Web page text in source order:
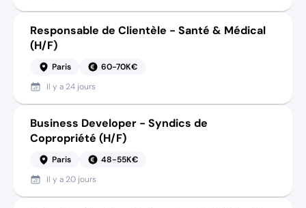
Responsable de Clientèle - Santé & Médical
(H/F)
Paris
60-70K€
Il y a 24 jours
Business Developer - Syndics de
Copropriété (H/F)
Paris
48-55K€
Il y a 20 jours